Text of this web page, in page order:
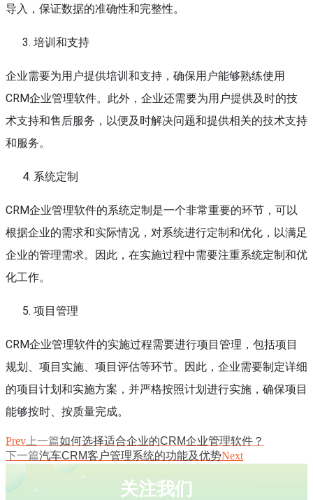
导入，保证数据的准确性和完整性。
培训和支持
企业需要为用户提供培训和支持，确保用户能够熟练使用
CRM企业管理软件。此外，企业还需要为用户提供及时的技
术支持和售后服务，以便及时解决问题和提供相关的技术支持
和服务。
系统定制
CRM企业管理软件的系统定制是一个非常重要的环节，可以
根据企业的需求和实际情况，对系统进行定制和优化，以满足
企业的管理需求。因此，在实施过程中需要注重系统定制和优
化工作。
项目管理
CRM企业管理软件的实施过程需要进行项目管理，包括项目
规划、项目实施、项目评估等环节。因此，企业需要制定详细
的项目计划和实施方案，并严格按照计划进行实施，确保项目
能够按时、按质量完成。
Prev 上一篇如何选择适合企业的CRM企业管理软件？
下一篇汽车CRM客户管理系统的功能及优势Next
关注我们